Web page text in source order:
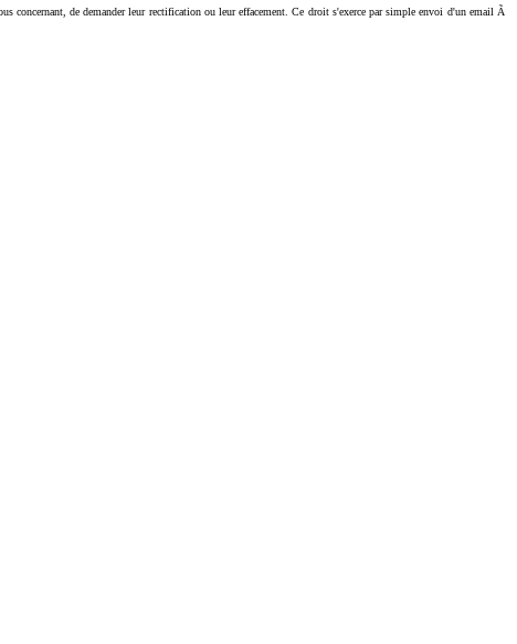
de demander leur rectification ou leur effacement. Ce droit s'exerce par simple envoi d'un email Ã